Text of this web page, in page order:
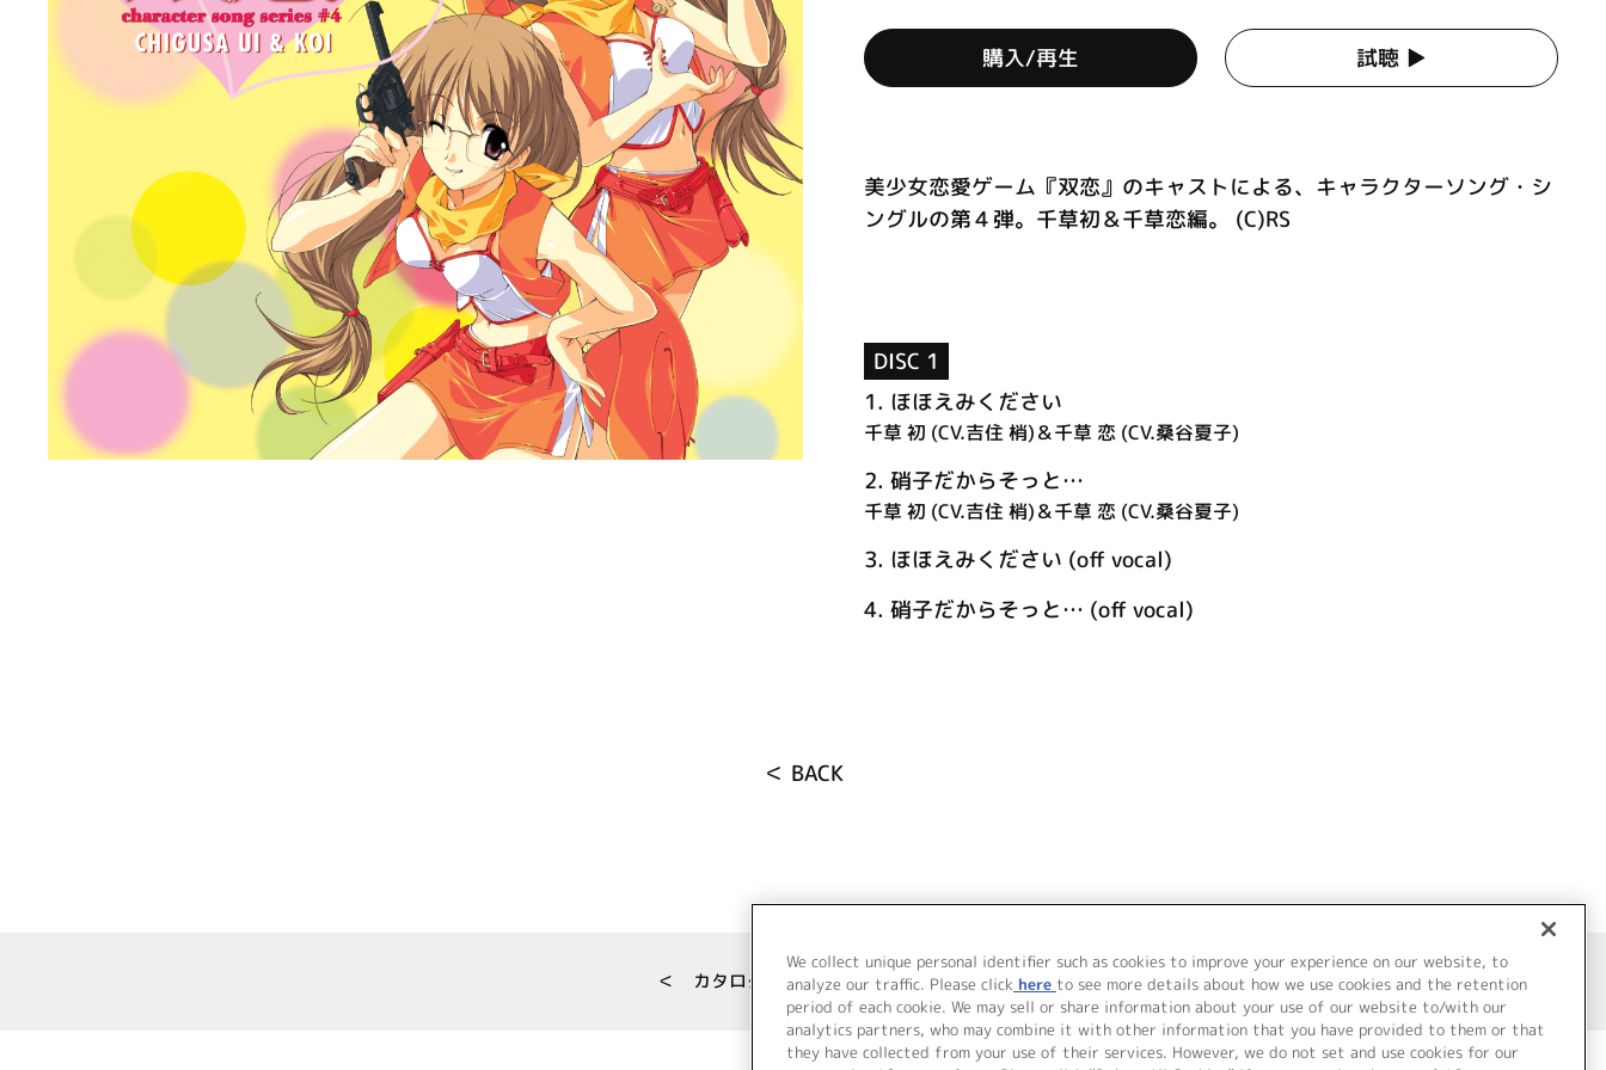
購入/再生 試聴 ▶︎
美少女恋愛ゲーム『双恋』のキャストによる、キャラクターソング・シ
ングルの第４弾。千草初＆千草恋編。 (C)RS
DISC 1
1. ほほえみください
千草 初 (CV.吉住 梢)＆千草 恋 (CV.桑谷夏子)
2. 硝子だからそっと…
千草 初 (CV.吉住 梢)＆千草 恋 (CV.桑谷夏子)
3. ほほえみください (off vocal)
4. 硝子だからそっと… (off vocal)
＜ BACK
＜ カタログサイト トップページへ
We collect unique personal identifier such as cookies to improve your experience on our website, to
analyze our traffic. Please click here to see more details about how we use cookies and the retention
period of each cookie. We may sell or share information about your use of our website to/with our
analytics partners, who may combine it with other information that you have provided to them or that
they have collected from your use of their services. However, we do not set and use cookies for our